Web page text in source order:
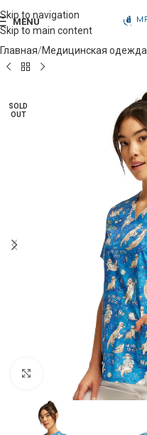
Skip to navigation
Skip to main content
MENU
Главная Медицинская одежда
SOLD
OUT
Click to enlarge